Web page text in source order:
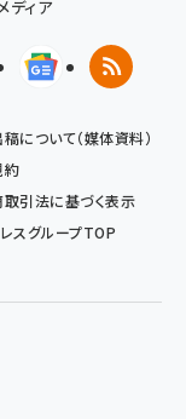
ディア
Googleニュ
RSS
について（媒体資料）
約
引法に基づく表示
スグループTOP